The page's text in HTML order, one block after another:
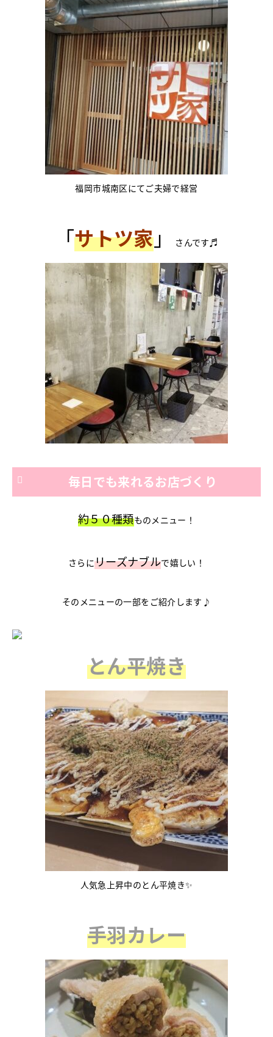
福岡市城南区にてご夫婦で経営
「サトツ家」 さんです♬
毎日でも来れるお店づくり
約５０種類ものメニュー！
さらにリーズナブルで嬉しい！
そのメニューの一部をご紹介します♪
とん平焼き
人気急上昇中のとん平焼き✨
手羽カレー